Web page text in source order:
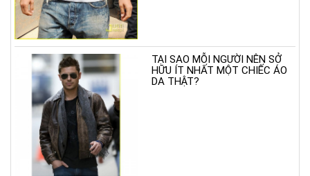
TẠI SAO MỖI NGƯỜI NÊN SỞ
HỮU ÍT NHẤT MỘT CHIẾC ÁO
DA THẬT?